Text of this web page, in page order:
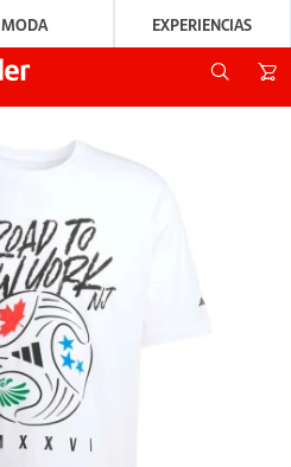
MODA EXPERIENCIAS